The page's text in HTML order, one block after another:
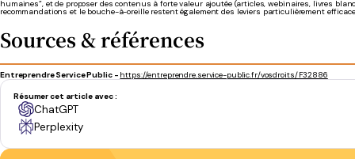
humaines”, et de proposer des contenus à forte valeur ajoutée (articles, webinaires, livres
recommandations et le bouche-à-oreille restent également des leviers particulièrement
Sources & références
Entreprendre Service Public - https://entreprendre.service-public.fr/vosdroits/F32886
Résumer cet article avec :
ChatGPT
Perplexity